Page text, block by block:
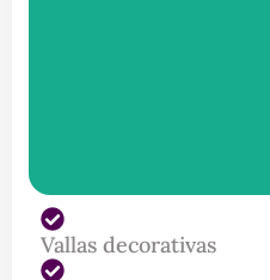
Vallas decorativas